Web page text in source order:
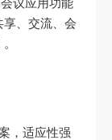
议应用功能
享、交流、会
，适应性强